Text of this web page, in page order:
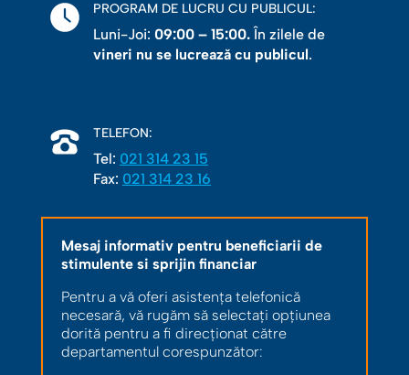
PROGRAM DE LUCRU CU PUBLICUL:
Luni-Joi: 09:00 – 15:00.În zilele de
vineri nu se lucrează cu publicul.
TELEFON:
Tel: 021 314 23 15
Fax: 021 314 23 16
Mesaj informativ pentru beneficiarii de
stimulente si sprijin financiar
Pentru a vă oferi asistența telefonică
necesară, vă rugăm să selectați opțiunea
dorită pentru a fi direcționat către
departamentul corespunzător: